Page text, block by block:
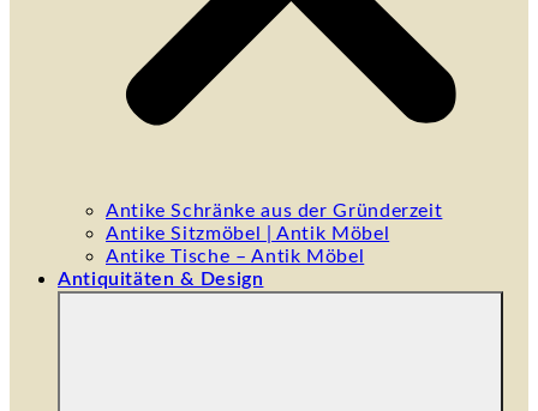
Antike Schränke aus der Gründerzeit
Antike Sitzmöbel | Antik Möbel
Antike Tische – Antik Möbel
Antiquitäten & Design